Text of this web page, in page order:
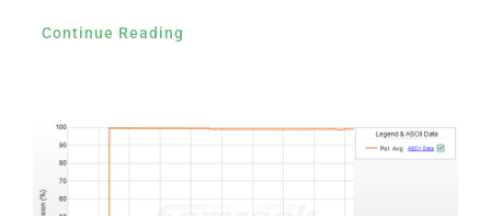
Continue Reading